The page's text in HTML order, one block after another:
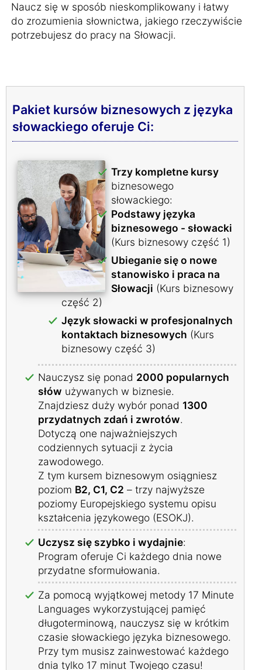
Naucz się w sposób nieskomplikowany i łatwy
do zrozumienia słownictwa, jakiego rzeczywiście
potrzebujesz do pracy na Słowacji.
Pakiet kursów biznesowych z języka
słowackiego oferuje Ci:
Trzy kompletne kursy
biznesowego
słowackiego:
Podstawy języka
biznesowego - słowacki
(Kurs biznesowy część 1)
Ubieganie się o nowe
stanowisko i praca na
Słowacji (Kurs biznesowy
część 2)
Język słowacki w profesjonalnych
kontaktach biznesowych (Kurs
biznesowy część 3)
Nauczysz się ponad 2000 popularnych
słów używanych w biznesie.
Znajdziesz duży wybór ponad 1300
przydatnych zdań i zwrotów.
Dotyczą one najważniejszych
codziennych sytuacji z życia
zawodowego.
Z tym kursem biznesowym osiągniesz
poziom B2, C1, C2 – trzy najwyższe
poziomy Europejskiego systemu opisu
kształcenia językowego (ESOKJ).
Uczysz się szybko i wydajnie:
Program oferuje Ci każdego dnia nowe
przydatne sformułowania.
Za pomocą wyjątkowej metody 17 Minute
Languages wykorzystującej pamięć
długoterminową, nauczysz się w krótkim
czasie słowackiego języka biznesowego.
Przy tym musisz zainwestować każdego
dnia tylko 17 minut Twojego czasu!